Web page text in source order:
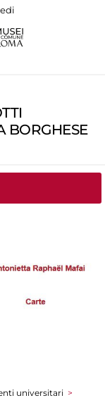
BORGHESE
universitari >